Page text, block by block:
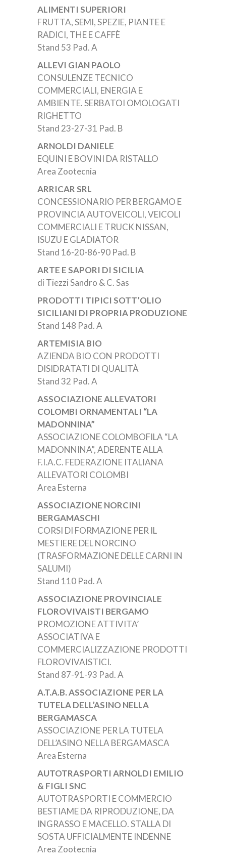
ALIMENTI SUPERIORI
FRUTTA, SEMI, SPEZIE, PIANTE E
RADICI, THE E CAFFÈ
Stand 53 Pad. A
ALLEVI GIAN PAOLO
CONSULENZE TECNICO
COMMERCIALI, ENERGIA E
AMBIENTE. SERBATOI OMOLOGATI
RIGHETTO
Stand 23-27-31 Pad. B
ARNOLDI DANIELE
EQUINI E BOVINI DA RISTALLO
Area Zootecnia
ARRICAR SRL
CONCESSIONARIO PER BERGAMO E
PROVINCIA AUTOVEICOLI, VEICOLI
COMMERCIALI E TRUCK NISSAN,
ISUZU E GLADIATOR
Stand 16-20-86-90 Pad. B
ARTE E SAPORI DI SICILIA
di Tiezzi Sandro & C. Sas
PRODOTTI TIPICI SOTT’OLIO
SICILIANI DI PROPRIA PRODUZIONE
Stand 148 Pad. A
ARTEMISIA BIO
AZIENDA BIO CON PRODOTTI
DISIDRATATI DI QUALITÀ
Stand 32 Pad. A
ASSOCIAZIONE ALLEVATORI
COLOMBI ORNAMENTALI “LA
MADONNINA”
ASSOCIAZIONE COLOMBOFILA “LA
MADONNINA”, ADERENTE ALLA
F.I.A.C. FEDERAZIONE ITALIANA
ALLEVATORI COLOMBI
Area Esterna
ASSOCIAZIONE NORCINI
BERGAMASCHI
CORSI DI FORMAZIONE PER IL
MESTIERE DEL NORCINO
(TRASFORMAZIONE DELLE CARNI IN
SALUMI)
Stand 110 Pad. A
ASSOCIAZIONE PROVINCIALE
FLOROVIVAISTI BERGAMO
PROMOZIONE ATTIVITA’
ASSOCIATIVA E
COMMERCIALIZZAZIONE PRODOTTI
FLOROVIVAISTICI.
Stand 87-91-93 Pad. A
A.T.A.B. ASSOCIAZIONE PER LA
TUTELA DELL’ASINO NELLA
BERGAMASCA
ASSOCIAZIONE PER LA TUTELA
DELL’ASINO NELLA BERGAMASCA
Area Esterna
AUTOTRASPORTI ARNOLDI EMILIO
& FIGLI SNC
AUTOTRASPORTI E COMMERCIO
BESTIAME DA RIPRODUZIONE, DA
INGRASSO E MACELLO. STALLA DI
SOSTA UFFICIALMENTE INDENNE
Area Zootecnia